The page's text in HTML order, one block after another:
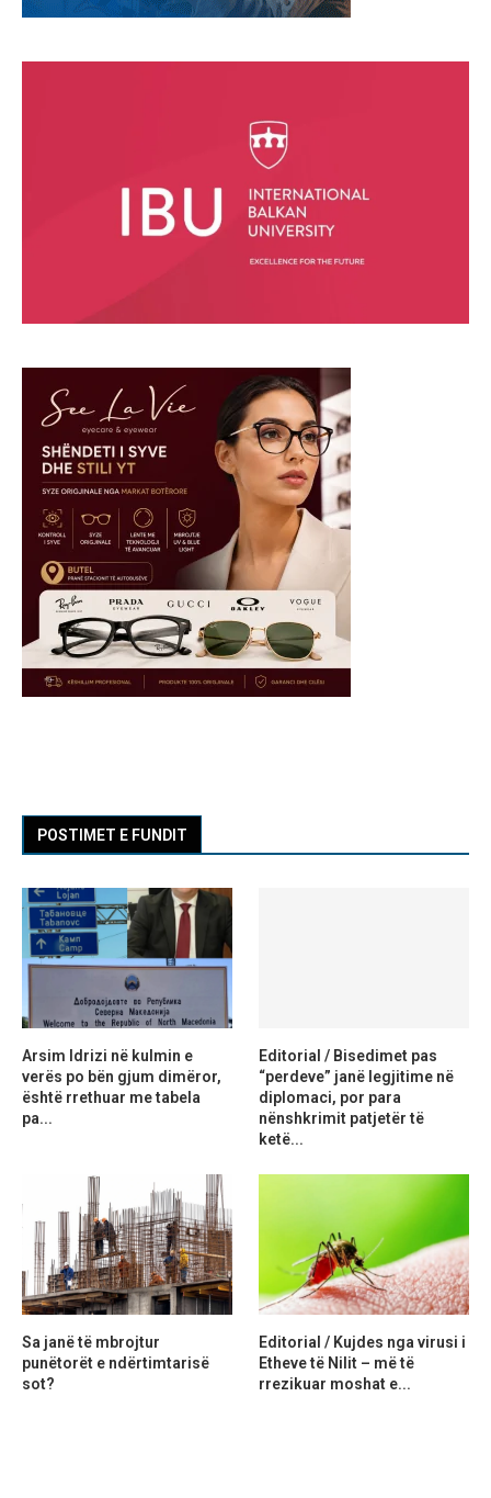
POSTIMET E FUNDIT
Arsim Idrizi në kulmin e
verës po bën gjum dimëror,
është rrethuar me tabela
pa...
Editorial / Bisedimet pas
“perdeve” janë legjitime në
diplomaci, por para
nënshkrimit patjetër të
ketë...
Sa janë të mbrojtur
punëtorët e ndërtimtarisë
sot?
Editorial / Kujdes nga virusi i
Etheve të Nilit – më të
rrezikuar moshat e...